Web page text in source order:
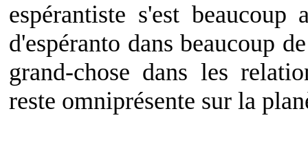
espérantiste s'est
d'espéranto dans beaucoup
grand-chose dans les
reste omniprésente sur la